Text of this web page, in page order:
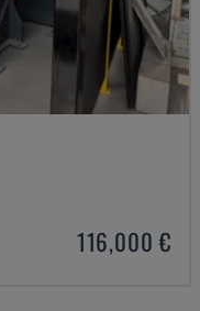
116,000 €